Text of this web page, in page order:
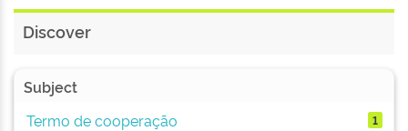
Discover
Subject
Termo de cooperação
1